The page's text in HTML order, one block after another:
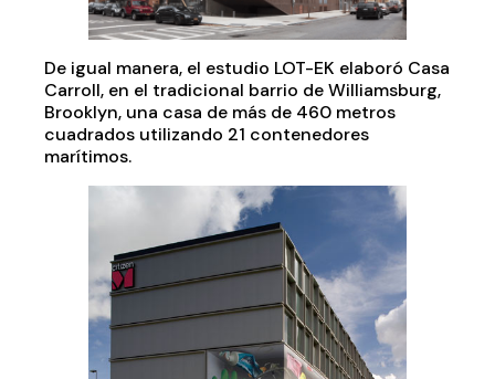
De igual manera, el estudio LOT-EK elaboró Casa
Carroll, en el tradicional barrio de Williamsburg,
Brooklyn, una casa de más de 460 metros
cuadrados utilizando 21 contenedores
marítimos.